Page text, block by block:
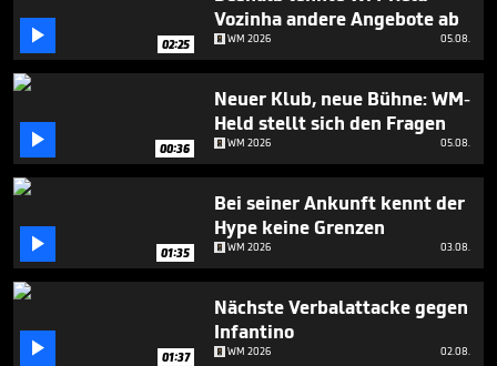
seconds
 02:25
Vozinha andere Angebote ab
WM 2026 05.08.
 00:36
Neuer Klub, neue Bühne: WM-
Held stellt sich den Fragen
WM 2026 05.08.
 01:35
Bei seiner Ankunft kennt der
Hype keine Grenzen
WM 2026 03.08.
 01:37
Nächste Verbalattacke gegen
Infantino
WM 2026 02.08.